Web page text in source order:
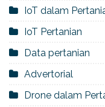
IoT dalam
IoT Pertanian
Data pertanian
Advertorial
Drone dalam